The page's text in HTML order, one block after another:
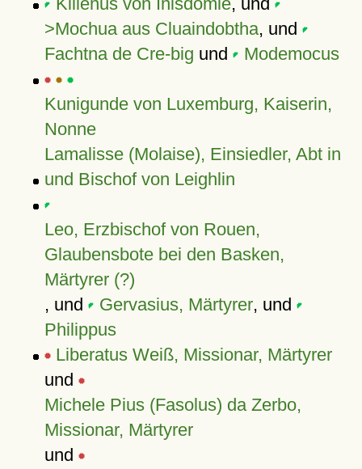
>Mochua aus Cluaindobtha, und
Fachtna de Cre-big und Modemocus
Kunigunde von Luxemburg, Kaiserin,
Nonne
Lamalisse (Molaise), Einsiedler, Abt in
und Bischof von Leighlin
Leo, Erzbischof von Rouen,
Glaubensbote bei den Basken,
Märtyrer (?)
, und
Gervasius, Märtyrer, und
Philippus
Liberatus Weiß, Missionar, Märtyrer
und
Michele Pius (Fasolus) da Zerbo,
Missionar, Märtyrer
und